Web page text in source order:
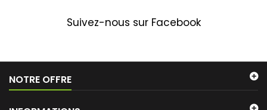
Suivez-nous sur Facebook
NOTRE OFFRE